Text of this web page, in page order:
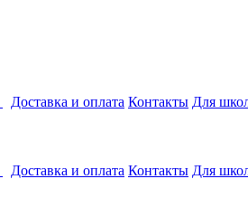
Доставка и оплата Контакты Для
Доставка и оплата Контакты Для